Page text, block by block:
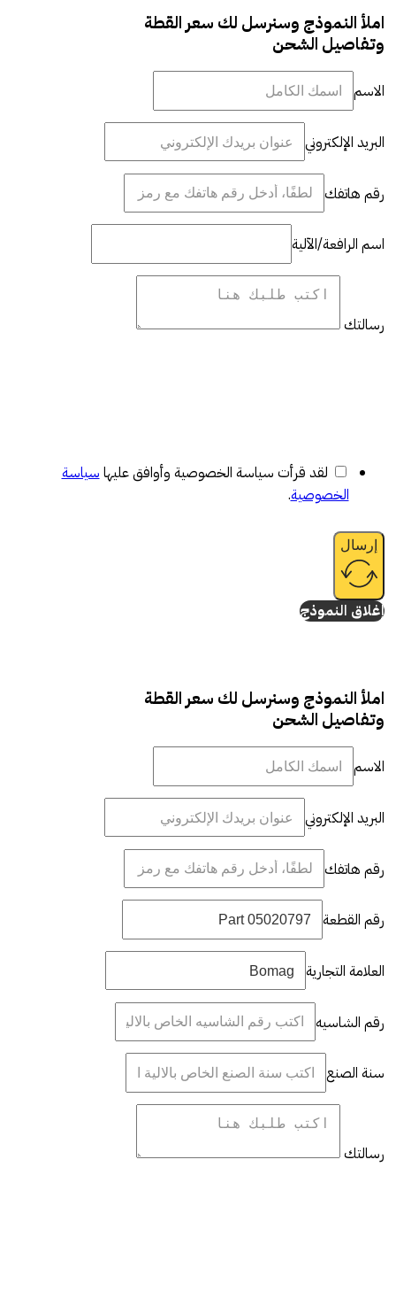
املأ النموذج وسنرسل لك سعر القطة
وتفاصيل الشحن
الاسم
البريد الإلكتروني
رقم هاتفك
اسم الرافعة/الآلية
رسالتك
لقد قرأت سياسة الخصوصية وأوافق عليها سياسة
الخصوصية.
إرسال
إغلاق النموذج
املأ النموذج وسنرسل لك سعر القطة
وتفاصيل الشحن
الاسم
البريد الإلكتروني
رقم هاتفك
رقم القطعة
العلامة التجارية
رقم الشاسيه
سنة الصنع
رسالتك